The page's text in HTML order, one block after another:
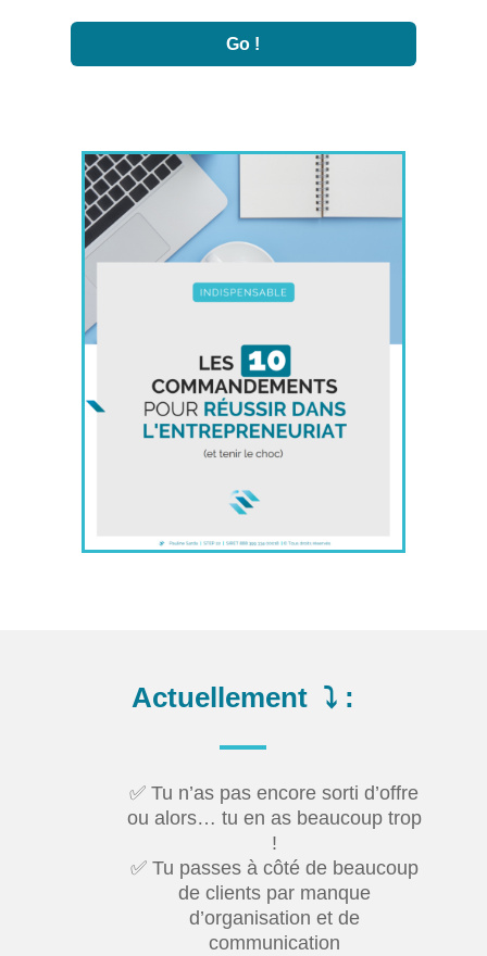
Go !
Actuellement ⤵️ :
✅ Tu n’as pas encore sorti d’offre
ou alors… tu en as beaucoup trop
!
✅ Tu passes à côté de beaucoup
de clients par manque
d’organisation et de
communication